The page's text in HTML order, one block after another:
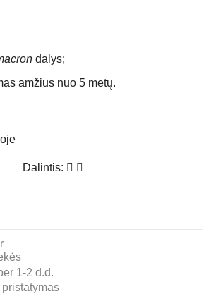
dalys;
amžius nuo 5 metų.
Dalintis:
1-2 d.d.